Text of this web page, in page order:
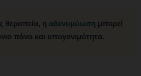
θεραπεία, η αδενυμύωση μπορεί
πόνο και υπογονιμότητα.